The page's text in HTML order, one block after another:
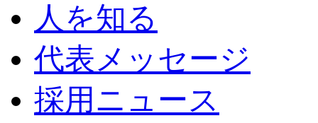
人を知る
代表メッセージ
採用ニュース